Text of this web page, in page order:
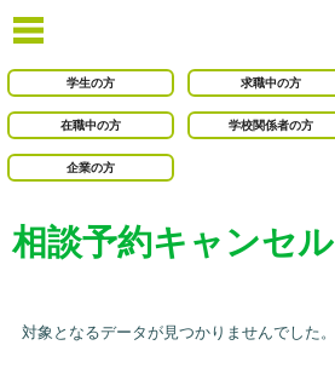
学生の方 求職中の方
在職中の方 学校関係者の方
企業の方
相談予約キャンセル
対象となるデータが見つかりませんでした。